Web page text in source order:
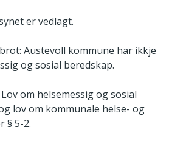
er vedlagt.
Austevoll kommune har ikkje
og sosial beredskap.
om helsemessig og sosial
lov om kommunale helse- og
§ 5-2.